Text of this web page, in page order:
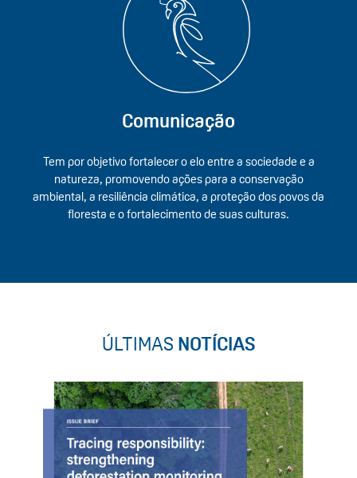
Comunicação
Tem por objetivo fortalecer o elo entre a sociedade e a
natureza, promovendo ações para a conservação
ambiental, a resiliência climática, a proteção dos povos da
floresta e o fortalecimento de suas culturas.
ÚLTIMAS NOTÍCIAS